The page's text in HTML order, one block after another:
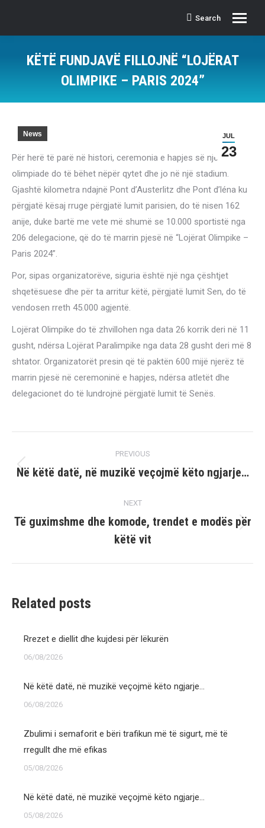
Search:
Search
KËTË FUNDJAVË FILLOJNË “LOJËRAT
OLIMPIKE – PARIS 2024”
JUL
23
News
Për herë të parë në histori, ceremonia e hapjes së një
olimpiade do të bëhet nëpër qytet dhe jo në një stadium.
Gjashtë kilometra ndajnë Pont d’Austerlitz dhe Pont d’léna ku
përgjatë kësaj rruge përgjatë lumit parisien, do të nisen 162
anije, duke bartë me vete më shumë se 10.000 sportistë nga
206 delegacione, që do të marrin pjesë në “Lojërat Olimpike –
Paris 2024”.
Por, sipas organizatorëve, siguria është një nga çështjet
shqetësuese dhe për ta arritur këtë, përgjatë lumit Sen, do të
vendosen rreth 45.000 agjentë.
Lojërat Olimpike do të zhvillohen nga data 26 korrik deri në 11
gusht, ndërsa Lojërat Paralimpike nga data 28 gusht deri më 8
shtator. Organizatorët presin që të paktën 600 mijë njerëz të
marrin pjesë në ceremoninë e hapjes, ndërsa atletët dhe
delegacionet do të lundrojnë përgjatë lumit të Senës.
navigation
PREVIOUS
Previous
Në këtë datë, në muzikë veçojmë këto ngjarje…
NEXT
Next
post:
Të guximshme dhe komode, trendet e modës për
këtë vit
Related posts
Rrezet e diellit dhe kujdesi për lëkurën
06/08/2026
Në këtë datë, në muzikë veçojmë këto ngjarje…
06/08/2026
Zbulimi i semaforit e bëri trafikun më të sigurt, më të
rregullt dhe më efikas
05/08/2026
Në këtë datë, në muzikë veçojmë këto ngjarje…
05/08/2026